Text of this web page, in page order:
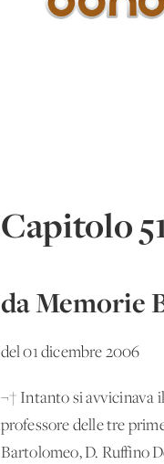
Capitolo
da Memorie
del 01 dicembre 2006
¬† Intanto si avvicinava
professore delle tre
Bartolomeo, D. Ruffino